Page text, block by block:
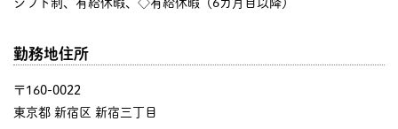
勤務地住所
〒160-0022
東京都 新宿区 新宿三丁目